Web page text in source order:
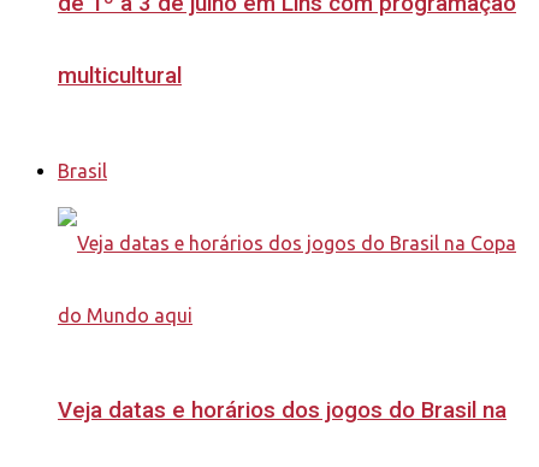
multicultural
Brasil
Veja datas e horários dos jogos do Brasil na